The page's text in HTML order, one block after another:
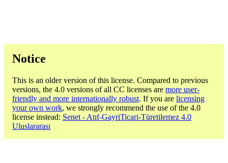
Notice
This is an older version of this license. Compared to previous
versions, the 4.0 versions of all CC licenses are more user-
friendly and more internationally robust. If you are licensing
your own work, we strongly recommend the use of the 4.0
license instead: Senet - Atıf-GayriTicari-Türetilemez 4.0
Uluslararası